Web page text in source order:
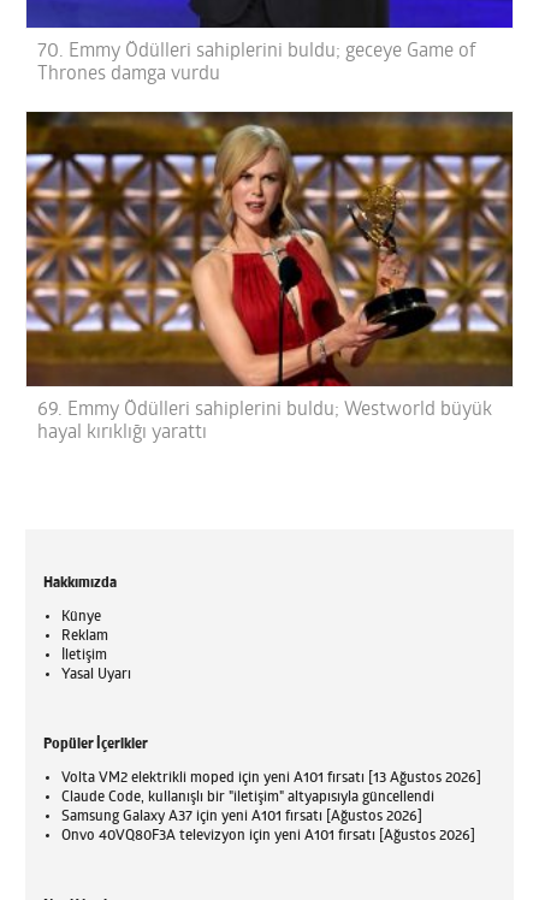
70. Emmy Ödülleri sahiplerini buldu; geceye Game of
Thrones damga vurdu
69. Emmy Ödülleri sahiplerini buldu; Westworld büyük
hayal kırıklığı yarattı
Hakkımızda
Künye
Reklam
İletişim
Yasal Uyarı
Popüler İçerikler
Volta VM2 elektrikli moped için yeni A101 fırsatı [13 Ağustos 2026]
Claude Code, kullanışlı bir "iletişim" altyapısıyla güncellendi
Samsung Galaxy A37 için yeni A101 fırsatı [Ağustos 2026]
Onvo 40VQ80F3A televizyon için yeni A101 fırsatı [Ağustos 2026]